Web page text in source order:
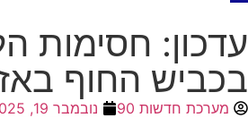
עדכון: חסימות
בכביש החוף
מערכת חדשות 90 נובמבר 19, 2025